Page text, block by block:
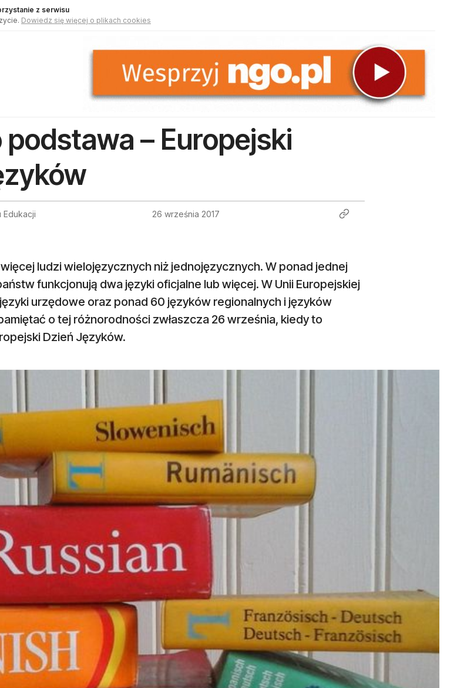
z serwisu
Dowiedz się więcej o plikach cookies
– Europejski
Edukacji 26 września 2017
ludzi wielojęzycznych niż jednojęzycznych. W ponad jednej
funkcjonują dwa języki oficjalne lub więcej. W Unii Europejskiej
urzędowe oraz ponad 60 języków regionalnych i języków
o tej różnorodności zwłaszcza 26 września, kiedy to
Dzień Języków.